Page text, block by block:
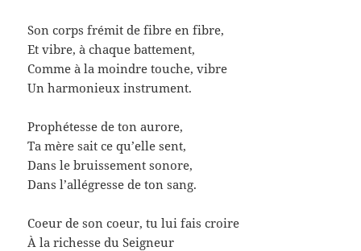
Son corps frémit de fibre en fibre,
Et vibre, à chaque battement,
Comme à la moindre touche, vibre
Un harmonieux instrument.
Prophétesse de ton aurore,
Ta mère sait ce qu’elle sent,
Dans le bruissement sonore,
Dans l’allégresse de ton sang.
Coeur de son coeur, tu lui fais croire
À la richesse du Seigneur